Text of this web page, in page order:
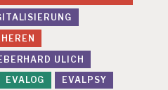
ULICH
EVALOG
EVALPSY